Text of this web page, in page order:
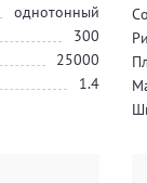
однотонный
300
25000
1.4